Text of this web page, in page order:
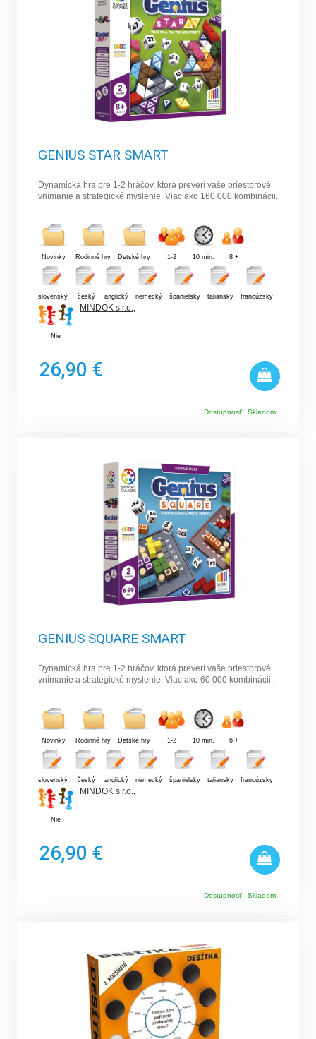
GENIUS STAR SMART
Dynamická hra pre 1-2 hráčov, ktorá preverí vaše priestorové
vnímanie a strategické myslenie. Viac ako 160 000 kombinácii.
Novinky Rodinné hry Detské hry 1-2 10 min. 8 +
slovenský český anglický nemecký španielsky taliansky francúzsky
Nie
MINDOK s.r.o.,
26,90 €
Dostupnosť: Skladom
GENIUS SQUARE SMART
Dynamická hra pre 1-2 hráčov, ktorá preverí vaše priestorové
vnímanie a strategické myslenie. Viac ako 60 000 kombinácii.
Novinky Rodinné hry Detské hry 1-2 10 min. 6 +
slovenský český anglický nemecký španielsky taliansky francúzsky
Nie
MINDOK s.r.o.,
26,90 €
Dostupnosť: Skladom